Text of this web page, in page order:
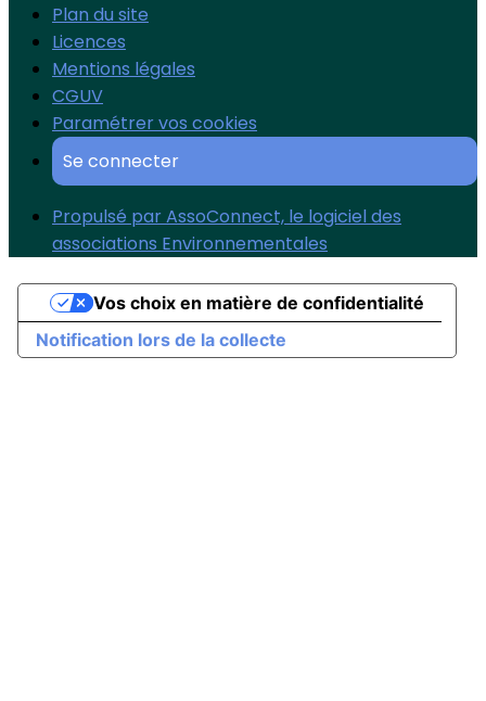
Plan du site
Licences
Mentions légales
CGUV
Paramétrer vos cookies
Se connecter
Propulsé par AssoConnect, le logiciel des
associations Environnementales
Notification lors de la collecte
Vos choix en matière de confidentialité